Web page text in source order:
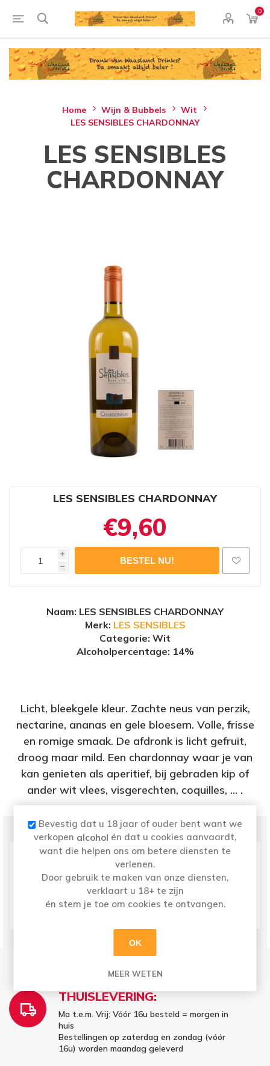
0
Home Wijn & Bubbels
Wit
LES SENSIBLES CHARDONNAY
LES SENSIBLES
CHARDONNAY
LES SENSIBLES CHARDONNAY
€9,60
i
h
Naam: LES SENSIBLES CHARDONNAY
Merk: LES SENSIBLES
Categorie: Wit
Alcoholpercentage: 14%
Licht, bleekgele kleur. Zachte neus van perzik,
nectarine, ananas en gele bloesem. Volle, frisse
en romige smaak. De afdronk is licht gefruit,
droog maar mild. Een chardonnay waar je van
kan genieten als aperitief, bij gebraden kip of
ander wit vlees, visgerechten, coquilles, … .
PRODUCT SPECIFICATIES
Kleur Wit
Frankrijk
Druivensoort Chardonnay
Volume 0,75 l
THUISLEVERING:
Ma t.e.m. Vrij: Vóór 16u besteld = morgen in
huis
Bestellingen op zaterdag en zondag (vóór
16u) worden maandag geleverd
Bevestig dat u 18 jaar of ouder bent want we
verkopen alcohol én dat u cookies aanvaardt,
want die helpen ons om betere diensten te
verlenen.
Door gebruik te maken van onze diensten,
verklaart u 18+ te zijn
én stem je toe om cookies te ontvangen.
OK
MEER WETEN